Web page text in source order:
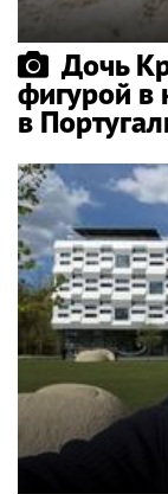
Дочь
фигурой в
в